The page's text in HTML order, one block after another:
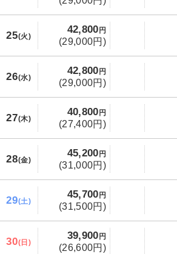
25(火)
42,800 円
(29,000円)
26(水)
42,800 円
(29,000円)
27(木)
40,800 円
(27,400円)
28(金)
45,200 円
(31,000円)
29(土)
45,700 円
(31,500円)
30(日)
39,900 円
(26,600円)